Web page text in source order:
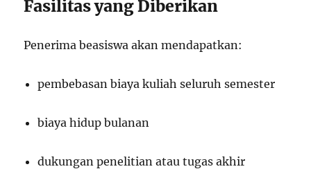
Fasilitas yang Diberikan
Penerima beasiswa akan mendapatkan:
pembebasan biaya kuliah seluruh semester
biaya hidup bulanan
dukungan penelitian atau tugas akhir